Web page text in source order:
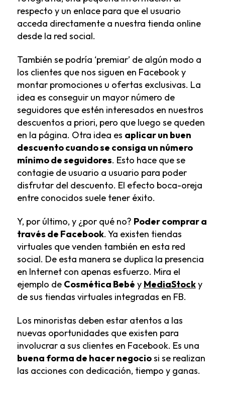
respecto y un enlace para que el usuario
acceda directamente a nuestra tienda online
desde la red social.
También se podría ‘premiar’ de algún modo a
los clientes que nos siguen en Facebook y
montar promociones u ofertas exclusivas. La
idea es conseguir un mayor número de
seguidores que estén interesados en nuestros
descuentos a priori, pero que luego se queden
en la página. Otra idea es aplicar un buen
descuento cuando se consiga un número
mínimo de seguidores. Esto hace que se
contagie de usuario a usuario para poder
disfrutar del descuento. El efecto boca-oreja
entre conocidos suele tener éxito.
Y, por último, y ¿por qué no? Poder comprar a
través de Facebook. Ya existen tiendas
virtuales que venden también en esta red
social. De esta manera se duplica la presencia
en Internet con apenas esfuerzo. Mira el
ejemplo de Cosmética Bebé y MediaStocky
de sus tiendas virtuales integradas en FB.
Los minoristas deben estar atentos a las
nuevas oportunidades que existen para
involucrar a sus clientes en Facebook. Es una
buena forma de hacer negociosi se realizan
las acciones con dedicación, tiempo y ganas.